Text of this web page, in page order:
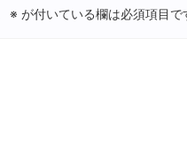
※ が付いている欄は必須項目で